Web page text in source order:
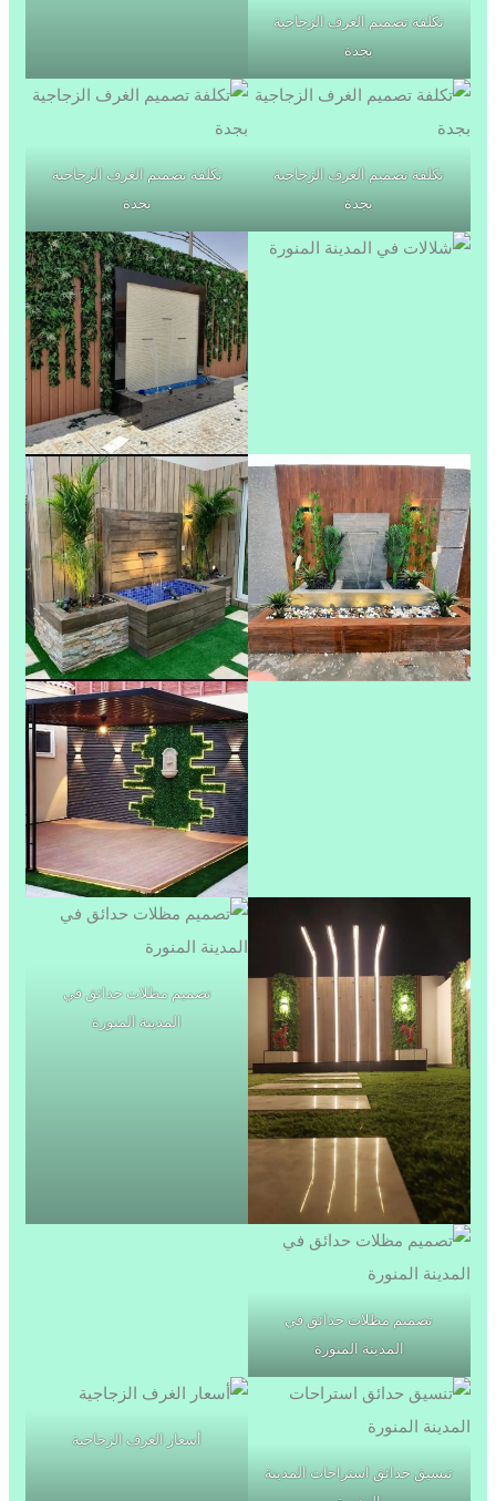
تكلفة تصميم الغرف الزجاجية
بجدة
تكلفة تصميم الغرف الزجاجية
بجدة
تكلفة تصميم الغرف الزجاجية
بجدة
تصميم مظلات حدائق في
المدينة المنورة
تصميم مظلات حدائق في
المدينة المنورة
تنسيق حدائق استراحات المدينة
أسعار الغرف الزجاجية